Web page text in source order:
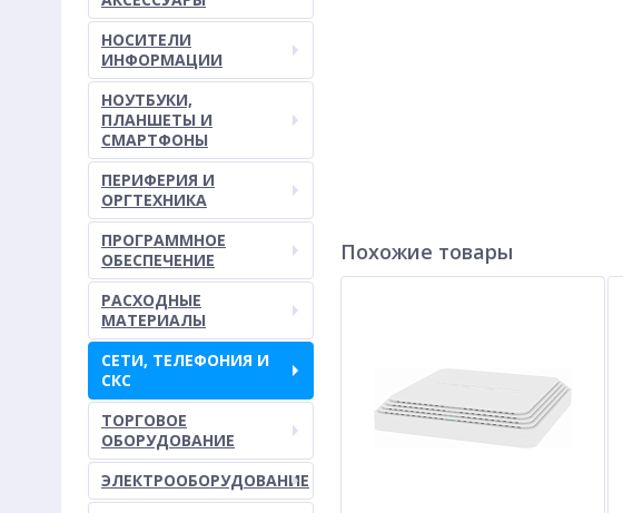
НОСИТЕЛИ
ИНФОРМАЦИИ
НОУТБУКИ,
ПЛАНШЕТЫ И
СМАРТФОНЫ
ПЕРИФЕРИЯ И
ОРГТЕХНИКА
ПРОГРАММНОЕ
ОБЕСПЕЧЕНИЕ
РАСХОДНЫЕ
МАТЕРИАЛЫ
СЕТИ, ТЕЛЕФОНИЯ И
СКС
ТОРГОВОЕ
ОБОРУДОВАНИЕ
ЭЛЕКТРООБОРУДОВАНИЕ
Похожие товары